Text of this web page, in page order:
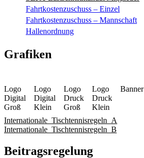
Fahrtkostenzuschuss – Einzel
Fahrtkostenzuschuss – Mannschaft
Hallenordnung
Grafiken
Logo
Digital
Groß
Logo
Digital
Klein
Logo
Druck
Groß
Logo
Druck
Klein
Banner
Internationale_Tischtennisregeln_A
Internationale_Tischtennisregeln_B
Beitragsregelung